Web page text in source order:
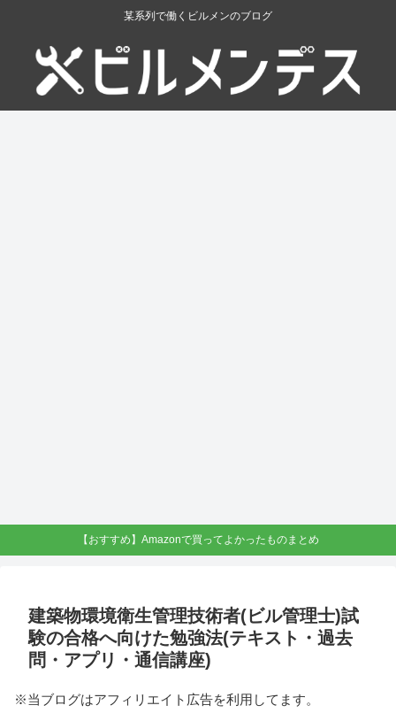
某系列で働くビルメンのブログ
【おすすめ】Amazonで買ってよかったものまとめ
建築物環境衛生管理技術者(ビル管理士)試
験の合格へ向けた勉強法(テキスト・過去
問・アプリ・通信講座)
※当ブログはアフィリエイト広告を利用してます。